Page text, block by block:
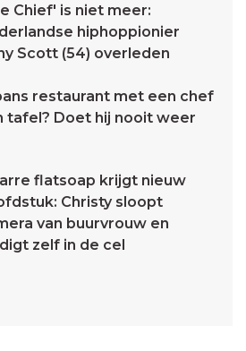
Chief' is niet meer:
hiphoppionier
Scott (54) overleden
restaurant met een chef
tafel? Doet hij nooit weer
flatsoap krijgt nieuw
Christy sloopt
van buurvrouw en
zelf in de cel